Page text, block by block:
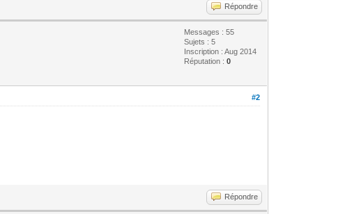
Répondre
Messages : 55
Sujets : 5
Inscription : Aug 2014
Réputation :0
#2
Répondre